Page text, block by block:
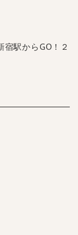
宿駅からGO！２